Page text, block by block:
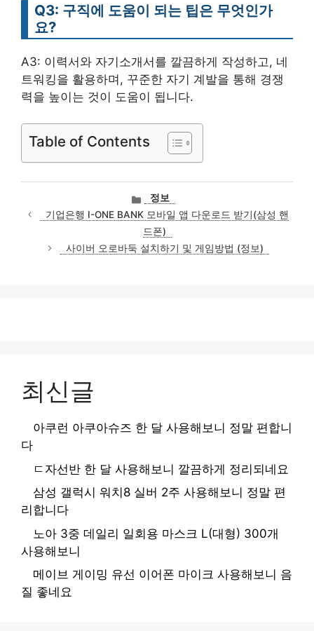
Q3: 구직에 도움이 되는 팁은 무엇인가
요?
A3: 이력서와 자기소개서를 깔끔하게 작성하고, 네
트워킹을 활용하며, 꾸준한 자기 계발을 통해 경쟁
력을 높이는 것이 도움이 됩니다.
Table of Contents
카
테
고
리
정보
기업은행 I-ONE BANK 모바일 앱 다운로드 받기(삼성 핸
드폰)
사이버 오로바둑 설치하기 및 게임방법 (정보)
최신글
아쿠런 아쿠아슈즈 한 달 사용해보니 정말 편합니
다
ㄷ자선반 한 달 사용해보니 깔끔하게 정리되네요
삼성 갤럭시 워치8 실버 2주 사용해보니 정말 편
리합니다
노아 3중 데일리 일회용 마스크 L(대형) 300개
사용해보니
메이브 게이밍 유선 이어폰 마이크 사용해보니 음
질 좋네요